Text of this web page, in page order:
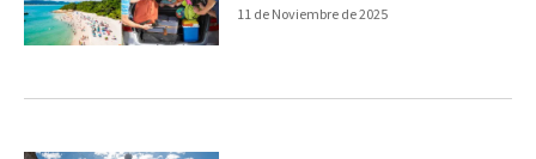
11 de Noviembre de 2025